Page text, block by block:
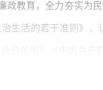
政教育，全力夯实为
生活的若干准则》，
建设**县阳光惠民互